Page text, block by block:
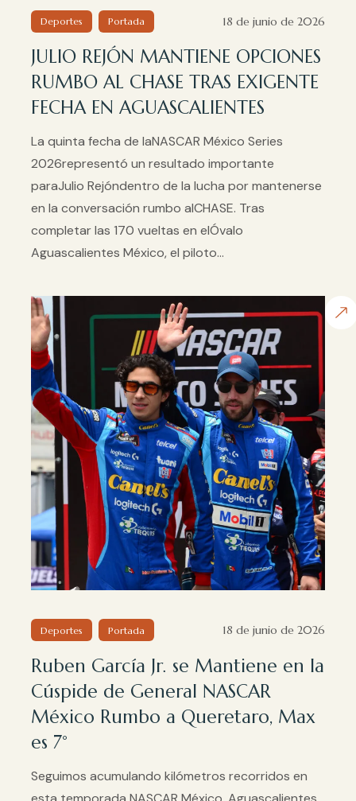
Deportes Portada 18 de junio de 2026
JULIO REJÓN MANTIENE OPCIONES
RUMBO AL CHASE TRAS EXIGENTE
FECHA EN AGUASCALIENTES
La quinta fecha de laNASCAR México Series
2026representó un resultado importante
paraJulio Rejóndentro de la lucha por mantenerse
en la conversación rumbo alCHASE. Tras
completar las 170 vueltas en elÓvalo
Aguascalientes México, el piloto...
Deportes Portada 18 de junio de 2026
Ruben García Jr. se Mantiene en la
Cúspide de General NASCAR
México Rumbo a Queretaro, Max
es 7°
Seguimos acumulando kilómetros recorridos en